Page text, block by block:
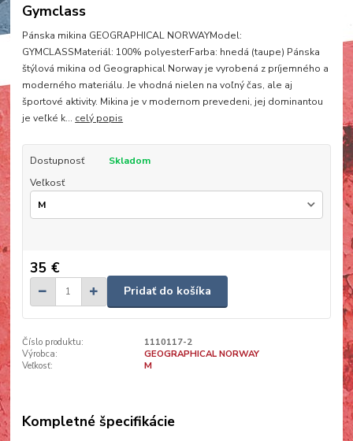
Gymclass
Pánska mikina GEOGRAPHICAL NORWAYModel:
GYMCLASSMateriál: 100% polyesterFarba: hnedá (taupe) Pánska
štýlová mikina od Geographical Norway je vyrobená z príjemného a
moderného materiálu. Je vhodná nielen na voľný čas, ale aj
športové aktivity. Mikina je v modernom prevedeni, jej dominantou
je veľké k... celý popis
Dostupnosť
Skladom
Veľkosť
35 €
Pridať do košíka
Číslo produktu:
1110117-2
Výrobca:
GEOGRAPHICAL NORWAY
Veľkosť:
M
Kompletné špecifikácie